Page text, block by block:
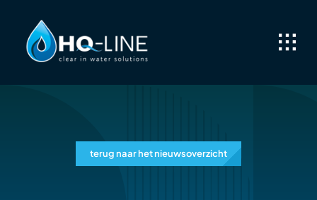
content
terug naar het nieuwsoverzicht